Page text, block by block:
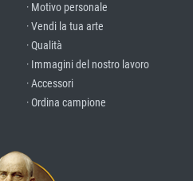
· Motivo personale
· Vendi la tua arte
· Qualità
· Immagini del nostro lavoro
· Accessori
· Ordina campione